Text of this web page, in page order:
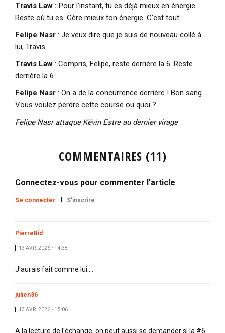
Travis Law : Pour l’instant, tu es déjà mieux en énergie.
Reste où tu es. Gère mieux ton énergie. C’est tout.
Felipe Nasr : Je veux dire que je suis de nouveau collé à
lui, Travis.
Travis Law : Compris, Felipe, reste derrière la 6. Reste
derrière la 6.
Felipe Nasr : On a de la concurrence derrière ! Bon sang.
Vous voulez perdre cette course ou quoi ?
Felipe Nasr attaque Kévin Estre au dernier virage
COMMENTAIRES (11)
Connectez-vous pour commenter l'article
Se connecter S'inscrire
PierreBid
13 AVR. 2026 • 14:38
J'aurais fait comme lui....
julien36
13 AVR. 2026 • 15:06
A la lecture de l'échange, on peut aussi se demander si la #6